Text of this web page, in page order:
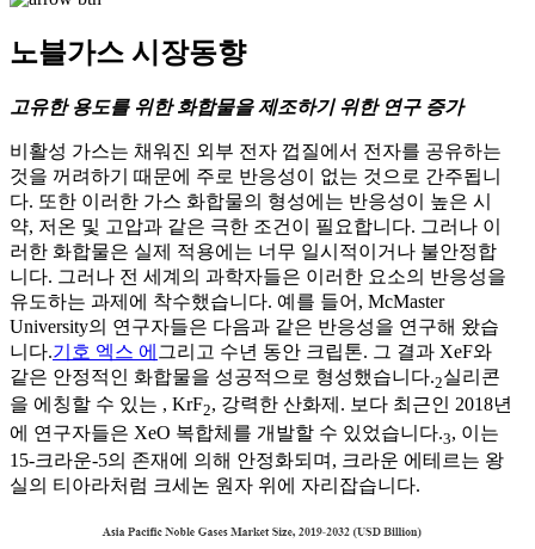
노블가스 시장동향
고유한 용도를 위한 화합물을 제조하기 위한 연구 증가
비활성 가스는 채워진 외부 전자 껍질에서 전자를 공유하는
것을 꺼려하기 때문에 주로 반응성이 없는 것으로 간주됩니
다. 또한 이러한 가스 화합물의 형성에는 반응성이 높은 시
약, 저온 및 고압과 같은 극한 조건이 필요합니다. 그러나 이
러한 화합물은 실제 적용에는 너무 일시적이거나 불안정합
니다. 그러나 전 세계의 과학자들은 이러한 요소의 반응성을
유도하는 과제에 착수했습니다. 예를 들어, McMaster
University의 연구자들은 다음과 같은 반응성을 연구해 왔습
니다.기호 엑스 에 그리고 수년 동안 크립톤. 그 결과 XeF와
같은 안정적인 화합물을 성공적으로 형성했습니다.2실리콘
을 에칭할 수 있는 , KrF2, 강력한 산화제. 보다 최근인 2018년
에 연구자들은 XeO 복합체를 개발할 수 있었습니다.3, 이는
15-크라운-5의 존재에 의해 안정화되며, 크라운 에테르는 왕
실의 티아라처럼 크세논 원자 위에 자리잡습니다.